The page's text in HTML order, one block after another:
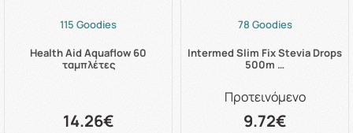
115 Goodies
Health Aid Aquaflow 60
ταμπλέτες
14.26€
78 Goodies
Intermed Slim Fix Stevia Drops
500m …
Προτεινόμενο
9.72€